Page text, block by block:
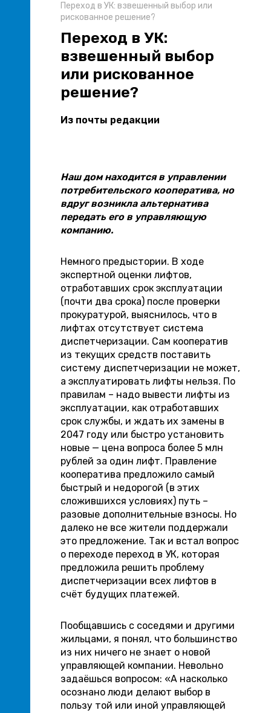
Переход в УК: взвешенный выбор или
рискованное решение?
Переход в УК:
взвешенный выбор
или рискованное
решение?
Из почты редакции
Наш дом находится в управлении
потребительского кооператива, но
вдруг возникла альтернатива
передать его в управляющую
компанию.
Немного предыстории. В ходе
экспертной оценки лифтов,
отработавших срок эксплуатации
(почти два срока) после проверки
прокуратурой, выяснилось, что в
лифтах отсутствует система
диспетчеризации. Сам кооператив
из текущих средств поставить
систему диспетчеризации не может,
а эксплуатировать лифты нельзя. По
правилам – надо вывести лифты из
эксплуатации, как отработавших
срок службы, и ждать их замены в
2047 году или быстро установить
новые — цена вопроса более 5 млн
рублей за один лифт. Правление
кооператива предложило самый
быстрый и недорогой (в этих
сложившихся условиях) путь –
разовые дополнительные взносы. Но
далеко не все жители поддержали
это предложение. Так и встал вопрос
о переходе переход в УК, которая
предложила решить проблему
диспетчеризации всех лифтов в
счёт будущих платежей.
Пообщавшись с соседями и другими
жильцами, я понял, что большинство
из них ничего не знает о новой
управляющей компании. Невольно
задаёшься вопросом: «А насколько
осознано люди делают выбор в
пользу той или иной управляющей